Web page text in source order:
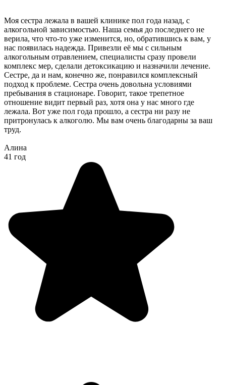
Моя сестра лежала в вашей клинике пол года назад, с
алкогольной зависимостью. Наша семья до последнего не
верила, что что-то уже изменится, но, обратившись к вам, у
нас появилась надежда. Привезли её мы с сильным
алкогольным отравлением, специалисты сразу провели
комплекс мер, сделали детоксикацию и назначили лечение.
Сестре, да и нам, конечно же, понравился комплексный
подход к проблеме. Сестра очень довольна условиями
пребывания в стационаре. Говорит, такое трепетное
отношение видит первый раз, хотя она у нас много где
лежала. Вот уже пол года прошло, а сестра ни разу не
притронулась к алкоголю. Мы вам очень благодарны за ваш
труд.
Алина
41 год